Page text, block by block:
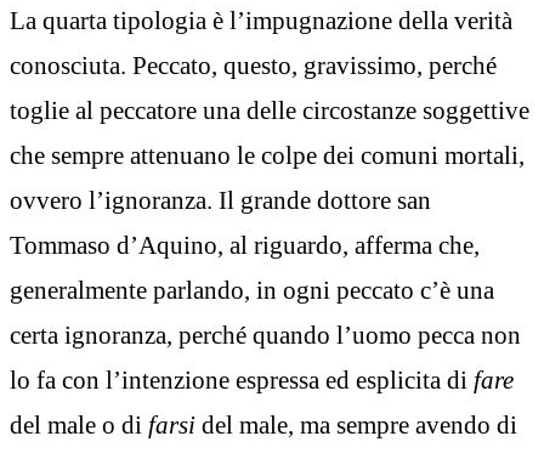
La quarta tipologia è l’impugnazione della verità
conosciuta. Peccato, questo, gravissimo, perché
toglie al peccatore una delle circostanze soggettive
che sempre attenuano le colpe dei comuni mortali,
ovvero l’ignoranza. Il grande dottore san
Tommaso d’Aquino, al riguardo, afferma che,
generalmente parlando, in ogni peccato c’è una
certa ignoranza, perché quando l’uomo pecca non
lo fa con l’intenzione espressa ed esplicita di fare
del male o di farsi del male, ma sempre avendo di